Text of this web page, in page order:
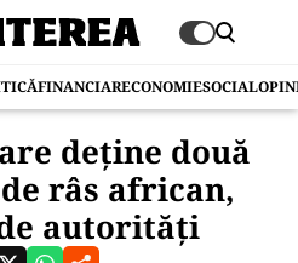
FINANCIARECONOMIESOCIAL
deţine două
râs african,
autorităţi